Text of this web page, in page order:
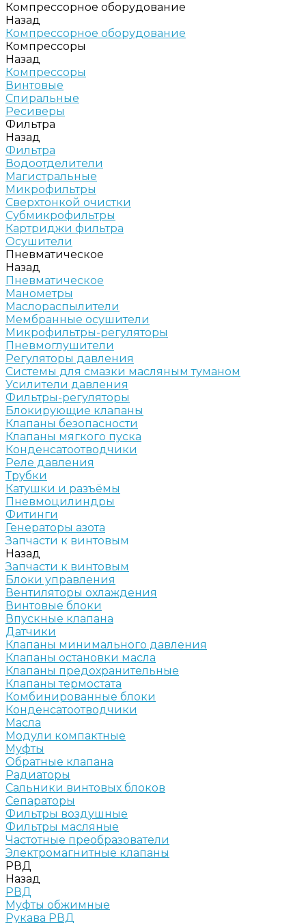
Компрессорное оборудование
Назад
Компрессорное оборудование
Компрессоры
Назад
Компрессоры
Винтовые
Спиральные
Ресиверы
Фильтра
Назад
Фильтра
Водоотделители
Магистральные
Микрофильтры
Сверхтонкой очистки
Субмикрофильтры
Картриджи фильтра
Осушители
Пневматическое
Назад
Пневматическое
Манометры
Маслораспылители
Мембранные осушители
Микрофильтры-регуляторы
Пневмоглушители
Регуляторы давления
Системы для смазки масляным туманом
Усилители давления
Фильтры-регуляторы
Блокирующие клапаны
Клапаны безопасности
Клапаны мягкого пуска
Конденсатоотводчики
Реле давления
Трубки
Катушки и разъёмы
Пневмоцилиндры
Фитинги
Генераторы азота
Запчасти к винтовым
Назад
Запчасти к винтовым
Блоки управления
Вентиляторы охлаждения
Винтовые блоки
Впускные клапана
Датчики
Клапаны минимального давления
Клапаны остановки масла
Клапаны предохранительные
Клапаны термостата
Комбинированные блоки
Конденсатоотводчики
Масла
Модули компактные
Муфты
Обратные клапана
Радиаторы
Сальники винтовых блоков
Сепараторы
Фильтры воздушные
Фильтры масляные
Частотные преобразователи
Электромагнитные клапаны
РВД
Назад
РВД
Муфты обжимные
Рукава РВД